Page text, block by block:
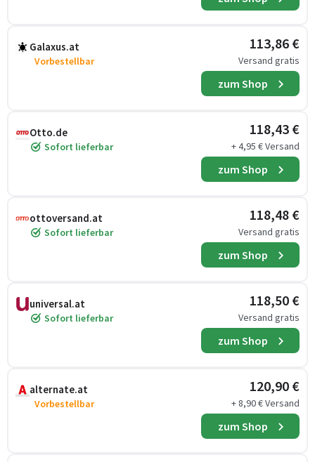
Galaxus.at
Vorbestellbar
113,86 €
Versand gratis
zum Shop
Otto.de
Sofort lieferbar
118,43 €
+ 4,95 € Versand
zum Shop
ottoversand.at
Sofort lieferbar
118,48 €
Versand gratis
zum Shop
universal.at
Sofort lieferbar
118,50 €
Versand gratis
zum Shop
alternate.at
Vorbestellbar
120,90 €
+ 8,90 € Versand
zum Shop